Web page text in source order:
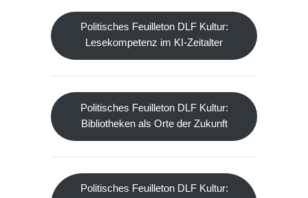
Politisches Feuilleton DLF Kultur:
Lesekompetenz im KI-Zeitalter
Politisches Feuilleton DLF Kultur:
Bibliotheken als Orte der Zukunft
Politisches Feuilleton DLF Kultur: